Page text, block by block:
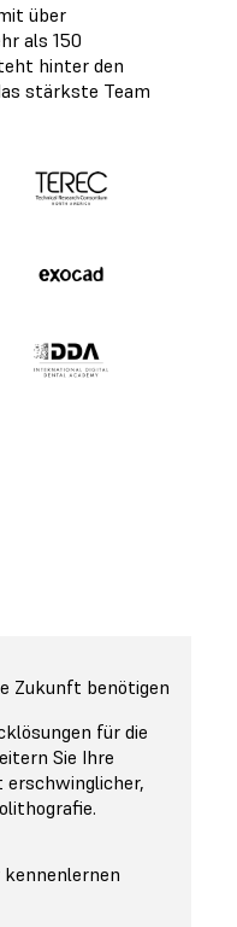
über
als 150
hinter den
stärkste Team
Zukunft benötigen
für die
Sie Ihre
erschwinglicher,